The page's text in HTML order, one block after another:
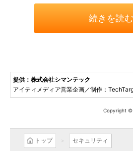
続きを読む
提供：株式会社シマンテック
アイティメディア営業企画／制作：
Copyright ©
トップ セキュリティ